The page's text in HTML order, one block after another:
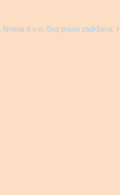
d.o.o. Sva prava zadržana.